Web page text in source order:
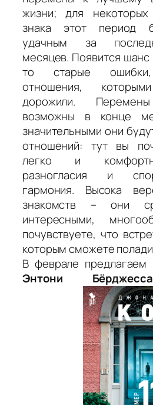
жизни; для некоторых
знака этот период
удачным за
месяцев. Появится шанс
то старые ошибки,
отношения,
дорожили.
возможны в конце
значительными они
отношений: тут вы
легко и
разногласия и
гармония. Высока
знакомств – они
интересными,
почувствуете, что
которым сможете
В феврале предлагаем
Энтони